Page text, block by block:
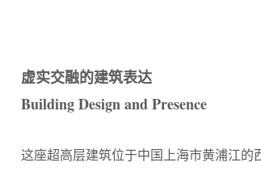
虚实交融的建筑表达
Building Design and Presence
这座超高层建筑位于中国上海市黄浦江的